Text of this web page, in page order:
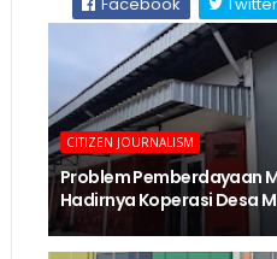
CITIZEN JOURNALISM
Problem Pemberdayaan
Hadirnya Koperasi Desa